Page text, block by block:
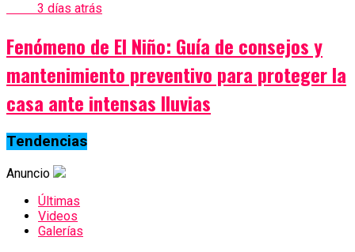
3 días atrás
Fenómeno de El Niño: Guía de consejos y
mantenimiento preventivo para proteger la
casa ante intensas lluvias
Tendencias
Anuncio
Últimas
Videos
Galerías